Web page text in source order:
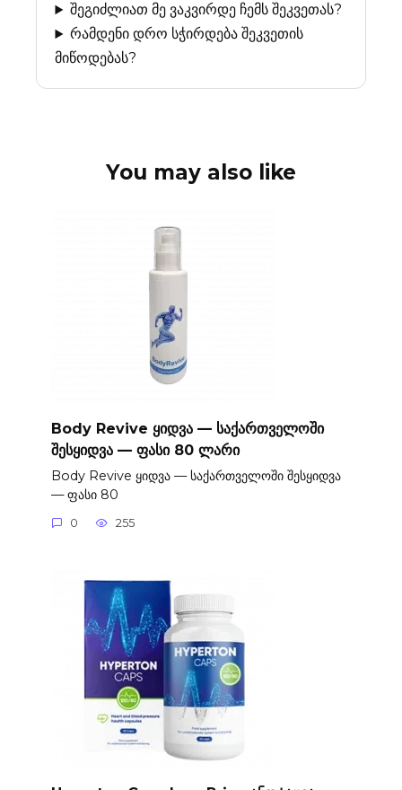
შეგიძლიათ მე ვაკვირდე ჩემს შეკვეთას?
რამდენი დრო სჭირდება შეკვეთის
მიწოდებას?
You may also like
Body Revive ყიდვა — საქართველოში
შესყიდვა — ფასი 80 ლარი
Body Revive ყიდვა — საქართველოში შესყიდვა
— ფასი 80
0 255